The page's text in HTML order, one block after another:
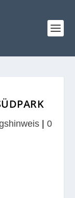
| 0